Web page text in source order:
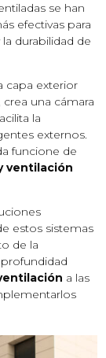
se han
efectivas para
durabilidad de
capa exterior
una cámara
la
externos.
funcione de
ventilación
estos sistemas
de la
a las